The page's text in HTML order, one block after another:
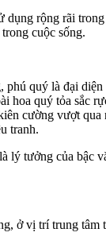
rộng rãi
cuộc sống.
quý là đại
quý tỏa sắc
cường vượt
tranh.
tưởng của bậc
ở vị trí trung tâm